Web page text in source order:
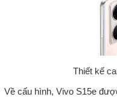
Thiết kế
Về cấu hình, Vivo S15e